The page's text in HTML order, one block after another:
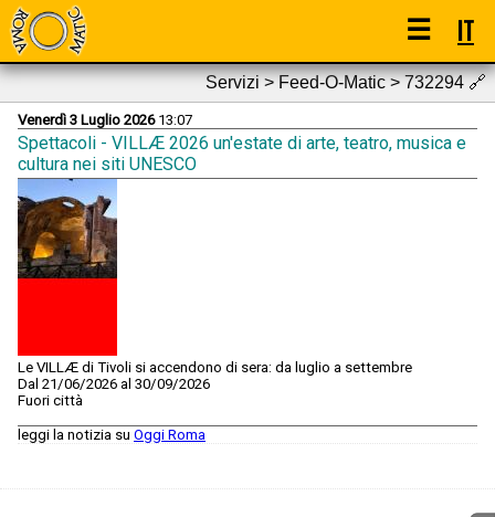
☰ IT
Servizi > Feed-O-Matic > 732294🔗
Venerdì 3 Luglio 202613:07
Spettacoli - VILLÆ 2026 un'estate di arte, teatro, musica e
cultura nei siti UNESCO
Le VILLÆ di Tivoli si accendono di sera: da luglio a settembre
Dal 21/06/2026 al 30/09/2026
Fuori città
leggi la notizia su Oggi Roma